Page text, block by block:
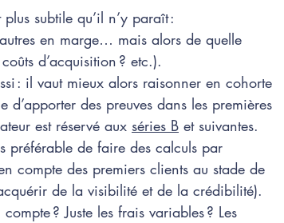
subtile qu’il n’y paraît :
en marge… mais alors de quelle
d’acquisition ? etc.).
: il vaut mieux alors raisonner en cohorte
des preuves dans les premières
est réservé aux séries B et suivantes.
préférable de faire des calculs par
compte des premiers clients au stade de
de la visibilité et de la crédibilité).
? Juste les frais variables ? Les